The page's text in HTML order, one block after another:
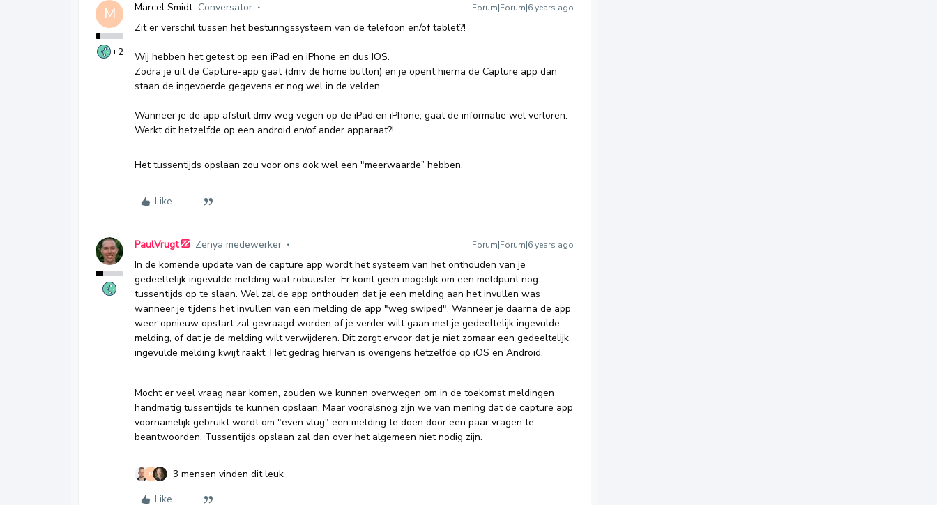
M
+2
Marcel Smidt Conversator Forum|Forum|6 years ago
Zit er verschil tussen het besturingssysteem van de telefoon en/of tablet?!
Wij hebben het getest op een iPad en iPhone en dus IOS.
Zodra je uit de Capture-app gaat (dmv de home button) en je opent hierna de Capture app dan
staan de ingevoerde gegevens er nog wel in de velden.
Wanneer je de app afsluit dmv weg vegen op de iPad en iPhone, gaat de informatie wel verloren.
Werkt dit hetzelfde op een android en/of ander apparaat?!
Het tussentijds opslaan zou voor ons ook wel een "meerwaarde” hebben.
Like
PaulVrugt Zenya medewerker Forum|Forum|6 years ago
In de komende update van de capture app wordt het systeem van het onthouden van je
gedeeltelijk ingevulde melding wat robuuster. Er komt geen mogelijk om een meldpunt nog
tussentijds op te slaan. Wel zal de app onthouden dat je een melding aan het invullen was
wanneer je tijdens het invullen van een melding de app "weg swiped". Wanneer je daarna de app
weer opnieuw opstart zal gevraagd worden of je verder wilt gaan met je gedeeltelijk ingevulde
melding, of dat je de melding wilt verwijderen. Dit zorgt ervoor dat je niet zomaar een gedeeltelijk
ingevulde melding kwijt raakt. Het gedrag hiervan is overigens hetzelfde op iOS en Android.
Mocht er veel vraag naar komen, zouden we kunnen overwegen om in de toekomst meldingen
handmatig tussentijds te kunnen opslaan. Maar vooralsnog zijn we van mening dat de capture app
voornamelijk gebruikt wordt om "even vlug" een melding te doen door een paar vragen te
beantwoorden. Tussentijds opslaan zal dan over het algemeen niet nodig zijn.
M
3 mensen vinden dit leuk
Like